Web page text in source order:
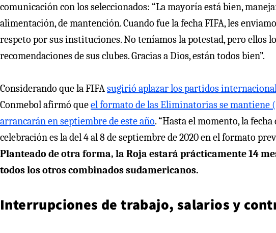
comunicación con los seleccionados: “La mayoría está bien,
alimentación, de mantención. Cuando fue la fecha FIFA, les
respeto por sus instituciones. No teníamos la potestad, pero ellos
recomendaciones de sus clubes. Gracias a Dios, están todos bien”.
Considerando que la FIFAsugirió aplazar los partidos
Conmebol afirmó queel formato de las Eliminatorias se mantiene
arrancarán en septiembre de este año. “Hasta el momento, la
celebración es la del 4 al 8 de septiembre de 2020 en el formato
Planteado de otra forma, la Roja estará prácticamente 14
todos los otros combinados sudamericanos.
Interrupciones de trabajo, salarios y